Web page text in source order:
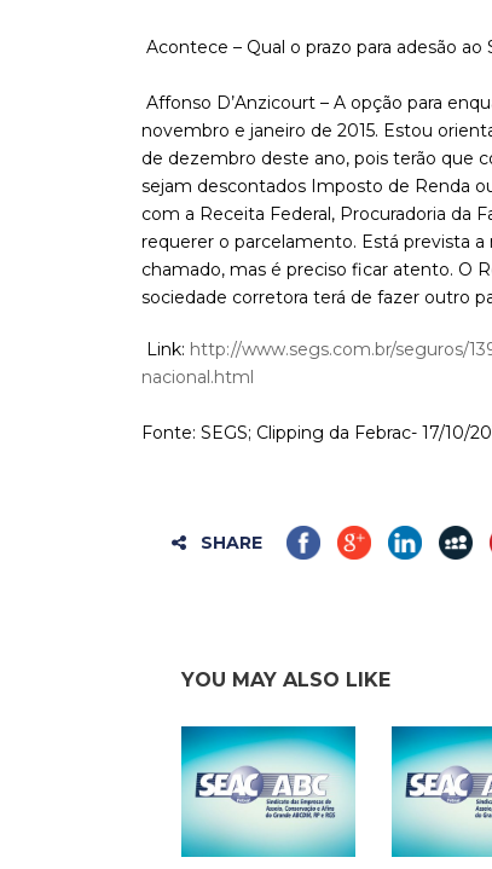
Acontece – Qual o prazo para adesão ao
Affonso D’Anzicourt – A opção para
novembro e janeiro de 2015. Estou
de dezembro deste ano, pois terão que
sejam descontados Imposto de Renda
com a Receita Federal, Procuradoria da
requerer o parcelamento. Está prevista
chamado, mas é preciso ficar atento. O
sociedade corretora terá de fazer outro
Link: http://www.segs.com.br/seguros/
nacional.html
Fonte: SEGS; Clipping da Febrac- 17/10/
SHARE
YOU MAY ALSO LIKE